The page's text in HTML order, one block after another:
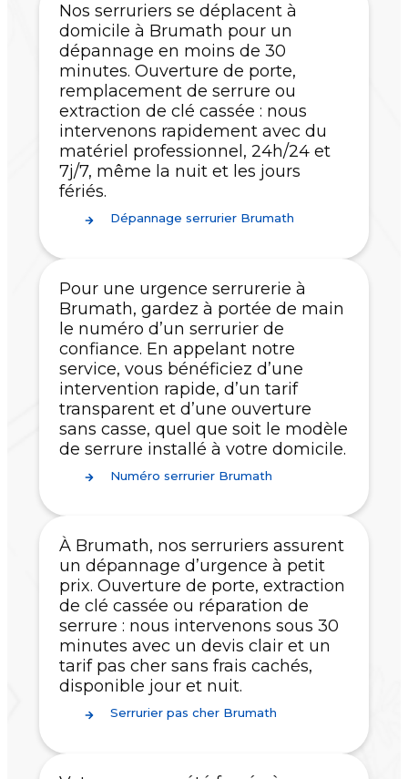
Nos serruriers se déplacent à
domicile à Brumath pour un
dépannage en moins de 30
minutes. Ouverture de porte,
remplacement de serrure ou
extraction de clé cassée : nous
intervenons rapidement avec du
matériel professionnel, 24h/24 et
7j/7, même la nuit et les jours
fériés.
Dépannage serrurier Brumath
Pour une urgence serrurerie à
Brumath, gardez à portée de main
le numéro d’un serrurier de
confiance. En appelant notre
service, vous bénéficiez d’une
intervention rapide, d’un tarif
transparent et d’une ouverture
sans casse, quel que soit le modèle
de serrure installé à votre domicile.
Numéro serrurier Brumath
À Brumath, nos serruriers assurent
un dépannage d’urgence à petit
prix. Ouverture de porte, extraction
de clé cassée ou réparation de
serrure : nous intervenons sous 30
minutes avec un devis clair et un
tarif pas cher sans frais cachés,
disponible jour et nuit.
Serrurier pas cher Brumath